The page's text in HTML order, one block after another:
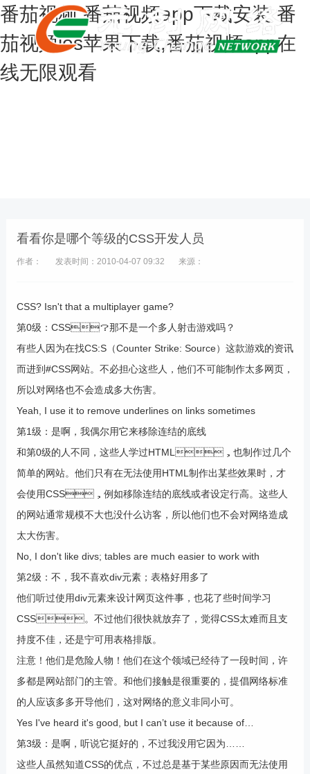
番茄视频,番茄视频app下载安装,番
茄视频ios苹果下载,番茄视频app在
线无限观看
看看你是哪个等级的CSS开发人员
作者： 发表时间：2010-04-07 09:32 来源：
CSS? Isn't that a multiplayer game?
第0级：CSS？那不是一个多人射击游戏吗？
有些人因为在找CS:S（Counter Strike: Source）这款游戏的资讯
而进到#CSS网站。不必担心这些人，他们不可能制作太多网页，
所以对网络也不会造成多大伤害。
Yeah, I use it to remove underlines on links sometimes
第1级：是啊，我偶尔用它来移除连结的底线
和第0级的人不同，这些人学过HTML，也制作过几个
简单的网站。他们只有在无法使用HTML制作出某些效果时，才
会使用CSS，例如移除连结的底线或者设定行高。这些人
的网站通常规模不大也没什么访客，所以他们也不会对网络造成
太大伤害。
No, I don't like divs; tables are much easier to work with
第2级：不，我不喜欢div元素；表格好用多了
他们听过使用div元素来设计网页这件事，也花了些时间学习
CSS。不过他们很快就放弃了，觉得CSS太难而且支
持度不佳，还是宁可用表格排版。
注意！他们是危险人物！他们在这个领域已经待了一段时间，许
多都是网站部门的主管。和他们接触是很重要的，提倡网络标准
的人应该多多开导他们，这对网络的意义非同小可。
Yes I've heard it's good, but I can’t use it because of…
第3级：是啊，听说它挺好的，不过我没用它因为……
这些人虽然知道CSS的优点，不过总是基于某些原因而无法使用